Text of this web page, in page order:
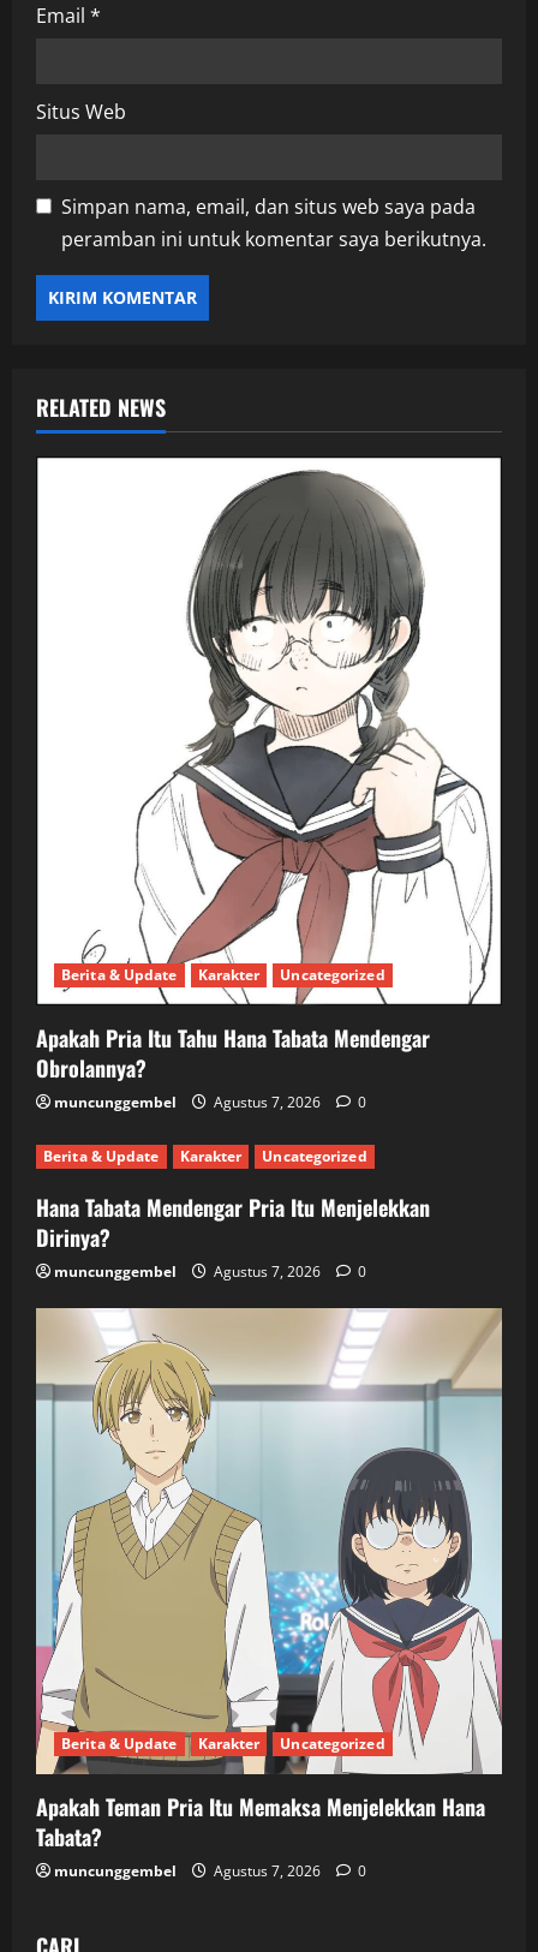
Email *
Situs Web
Simpan nama, email, dan situs web saya pada
peramban ini untuk komentar saya berikutnya.
RELATED NEWS
Berita & Update Karakter Uncategorized
Apakah Pria Itu Tahu Hana Tabata Mendengar
Obrolannya?
muncunggembel Agustus 7, 2026 0
Berita & Update Karakter Uncategorized
Hana Tabata Mendengar Pria Itu Menjelekkan
Dirinya?
muncunggembel Agustus 7, 2026 0
Berita & Update Karakter Uncategorized
Apakah Teman Pria Itu Memaksa Menjelekkan Hana
Tabata?
muncunggembel Agustus 7, 2026 0
CARI